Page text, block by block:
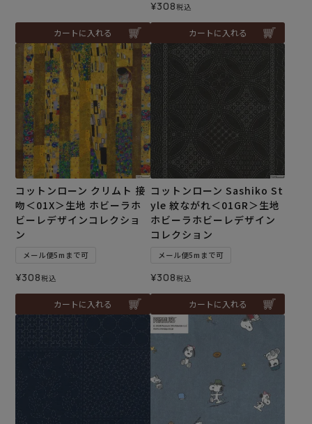
カートに入れる
¥308税込
カートに入れる
コットンローン クリムト 接
吻＜01X＞生地 ホビーラホ
ビーレデザインコレクショ
ン
メール便5mまで可
¥308税込
カートに入れる
コットンローン Sashiko St
yle 紋ながれ＜01GR＞生地
ホビーラホビーレデザイン
コレクション
メール便5mまで可
¥308税込
カートに入れる